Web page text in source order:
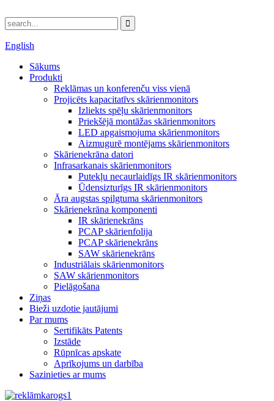
English
Sākums
Produkti
Reklāmas un konferenču viss vienā
Projicēts kapacitatīvs skārienmonitors
Izliekts spēļu skārienmonitors
Priekšējā montāžas skārienmonitors
LED apgaismojuma skārienmonitors
Aizmugurē montējams skārienmonitors
Skārienekrāna datori
Infrasarkanais skārienmonitors
Putekļu necaurlaidīgs IR skārienmonitors
Ūdensizturīgs IR skārienmonitors
Āra augstas spilgtuma skārienmonitors
Skārienekrāna komponenti
IR skārienekrāns
PCAP skārienfolija
PCAP skārienekrāns
SAW skārienekrāns
Industriālais skārienmonitors
SAW skārienmonitors
Pielāgošana
Ziņas
Bieži uzdotie jautājumi
Par mums
Sertifikāts Patents
Izstāde
Rūpnīcas apskate
Aprīkojums un darbība
Sazinieties ar mums